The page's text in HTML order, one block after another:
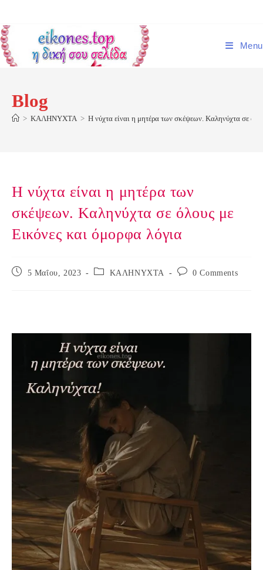
content
Menu
Blog
> ΚΑΛΗΝΥΧΤΑ > Η νύχτα είναι η μητέρα των σκέψεων. Καληνύχτα σε
Η νύχτα είναι η μητέρα των
σκέψεων. Καληνύχτα σε όλους με
Εικόνες και όμορφα λόγια
Post
5 Μαΐου, 2023
Post
ΚΑΛΗΝΥΧΤΑ
Post 0 Comments